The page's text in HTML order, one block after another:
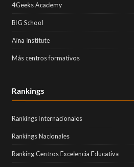
4Geeks Academy
BIG School
Aina Institute
Más centros formativos
Rankings
Rankings Internacionales
Rankings Nacionales
Ranking Centros Excelencia Educativa